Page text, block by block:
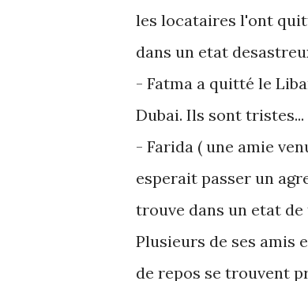
les locataires l'ont
dans un etat
- Fatma a quitté le
Dubai. Ils sont tristes...
- Farida ( une amie
esperait passer un
trouve dans un etat
Plusieurs de ses amis
de repos se trouvent